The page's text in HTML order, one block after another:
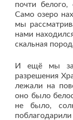
почти
Само озеро
мы
нами
скальная
И ещё мы
разрешения
лежали на
оно было
не было,